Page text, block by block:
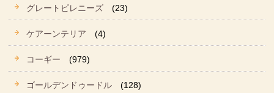
グレートピレニーズ (23)
ケアーンテリア (4)
コーギー (979)
ゴールデンドゥードル (128)